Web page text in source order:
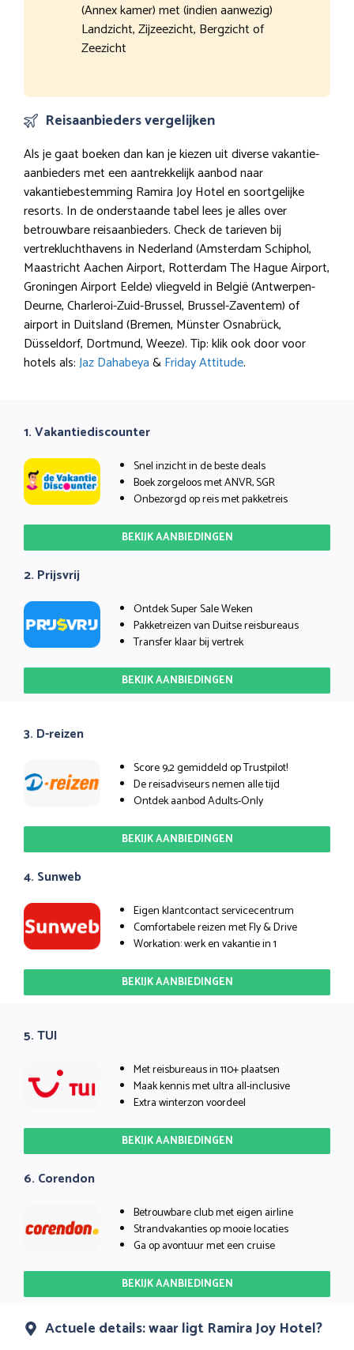
(Annex kamer) met (indien aanwezig)
Landzicht, Zijzeezicht, Bergzicht of
Zeezicht
Reisaanbieders vergelijken
Als je gaat boeken dan kan je kiezen uit diverse vakantie-
aanbieders met een aantrekkelijk aanbod naar
vakantiebestemming Ramira Joy Hotel en soortgelijke
resorts. In de onderstaande tabel lees je alles over
betrouwbare reisaanbieders. Check de tarieven bij
vertrekluchthavens in Nederland (Amsterdam Schiphol,
Maastricht Aachen Airport, Rotterdam The Hague Airport,
Groningen Airport Eelde) vliegveld in België (Antwerpen-
Deurne, Charleroi-Zuid-Brussel, Brussel-Zaventem) of
airport in Duitsland (Bremen, Münster Osnabrück,
Düsseldorf, Dortmund, Weeze). Tip: klik ook door voor
hotels als:Jaz Dahabeya&Friday Attitude.
1. Vakantiediscounter
Snel inzicht in de beste deals
Boek zorgeloos met ANVR, SGR
Onbezorgd op reis met pakketreis
BEKIJK AANBIEDINGEN
2. Prijsvrij
Ontdek Super Sale Weken
Pakketreizen van Duitse reisbureaus
Transfer klaar bij vertrek
BEKIJK AANBIEDINGEN
3. D-reizen
Score 9,2 gemiddeld op Trustpilot!
De reisadviseurs nemen alle tijd
Ontdek aanbod Adults-Only
BEKIJK AANBIEDINGEN
4. Sunweb
Eigen klantcontact servicecentrum
Comfortabele reizen met Fly & Drive
Workation: werk en vakantie in 1
BEKIJK AANBIEDINGEN
5. TUI
Met reisbureaus in 110+ plaatsen
Maak kennis met ultra all-inclusive
Extra winterzon voordeel
BEKIJK AANBIEDINGEN
6. Corendon
Betrouwbare club met eigen airline
Strandvakanties op mooie locaties
Ga op avontuur met een cruise
BEKIJK AANBIEDINGEN
Actuele details: waar ligt Ramira Joy Hotel?